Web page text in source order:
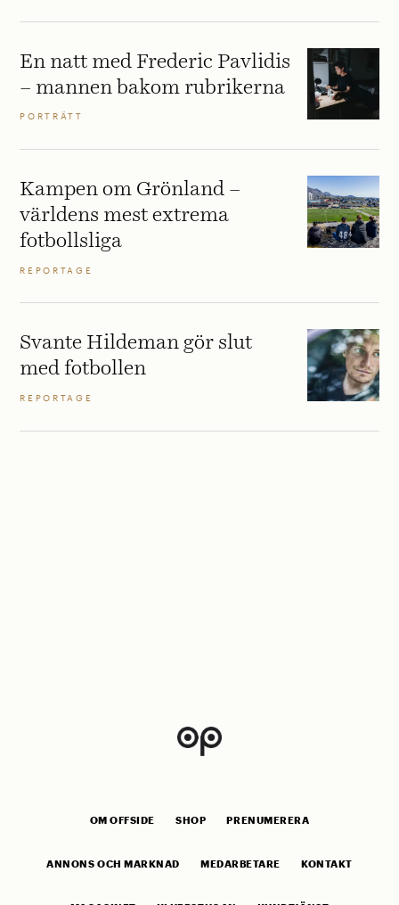
En natt med Frederic Pavlidis
– mannen bakom rubrikerna
PORTRÄTT
Kampen om Grönland –
världens mest extrema
fotbollsliga
REPORTAGE
Svante Hildeman gör slut
med fotbollen
REPORTAGE
OM OFFSIDE SHOP PRENUMERERA
ANNONS OCH MARKNAD MEDARBETARE KONTAKT